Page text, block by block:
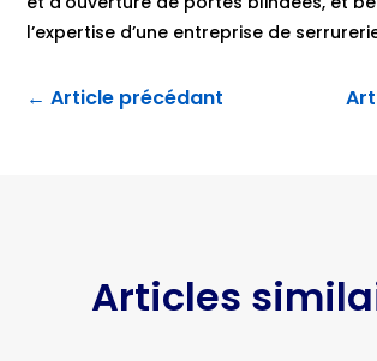
l’expertise d’une entreprise de
←Article précédant
Articles